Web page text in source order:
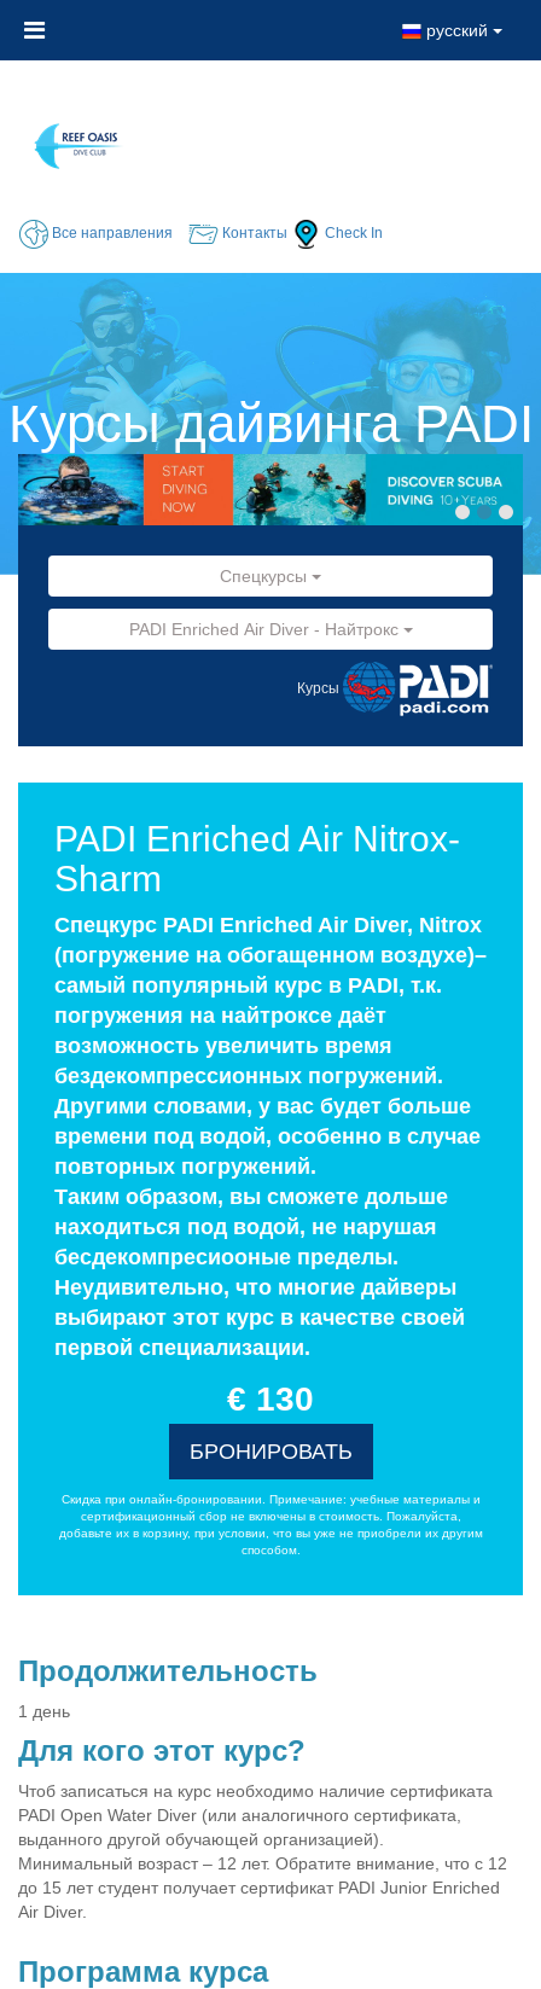
русский
Все направления Контакты Check In
Курсы дайвинга PADI
Спецкурсы
PADI Enriched Air Diver - Найтрокс
Курсы
PADI Enriched Air Nitrox-
Sharm
Спецкурс PADI Enriched Air Diver, Nitrox
(погружение на обогащенном воздухе)–
самый популярный курс в PADI, т.к.
погружения на найтроксе даёт
возможность увеличить время
бездекомпрессионных погружений.
Другими словами, у вас будет больше
времени под водой, особенно в случае
повторных погружений.
Таким образом, вы сможете дольше
находиться под водой, не нарушая
бесдекомпресиооные пределы.
Неудивительно, что многие дайверы
выбирают этот курс в качестве своей
первой специализации.
€ 130
БРОНИРОВАТЬ
Скидка при онлайн-бронировании. Примечание: учебные материалы и
сертификационный сбор не включены в стоимость. Пожалуйста,
добавьте их в корзину, при условии, что вы уже не приобрели их другим
способом.
Продолжительность
1 день
Для кого этот курс?
Чтоб записаться на курс необходимо наличие сертификата
PADI Open Water Diver (или аналогичного сертификата,
выданного другой обучающей организацией).
Минимальный возраст – 12 лет. Обратите внимание, что с 12
до 15 лет студент получает сертификат PADI Junior Enriched
Air Diver.
Программа курса